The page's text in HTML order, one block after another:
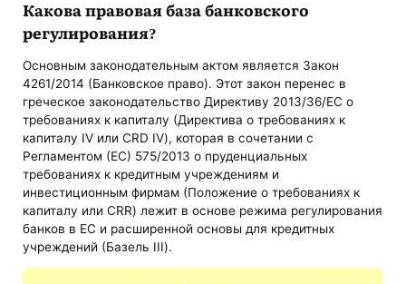
Какова правовая база банковского
регулирования?
Основным законодательным актом является Закон
4261/2014 (Банковское право). Этот закон перенес в
греческое законодательство Директиву 2013/36/ЕС о
требованиях к капиталу (Директива о требованиях к
капиталу IV или CRD IV), которая в сочетании с
Регламентом (ЕС) 575/2013 о пруденциальных
требованиях к кредитным учреждениям и
инвестиционным фирмам (Положение о требованиях к
капиталу или CRR) лежит в основе режима регулирования
банков в ЕС и расширенной основы для кредитных
учреждений (Базель III).